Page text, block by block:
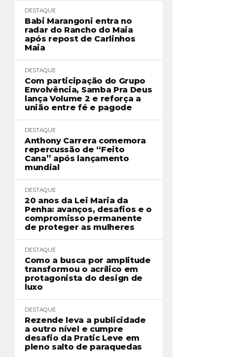
DESTAQUE
Babi Marangoni entra no
radar do Rancho do Maia
após repost de Carlinhos
Maia
DESTAQUE
Com participação do Grupo
Envolvência, Samba Pra Deus
lança Volume 2 e reforça a
união entre fé e pagode
DESTAQUE
Anthony Carrera comemora
repercussão de “Feito
Cana” após lançamento
mundial
DESTAQUE
20 anos da Lei Maria da
Penha: avanços, desafios e o
compromisso permanente
de proteger as mulheres
DESTAQUE
Como a busca por amplitude
transformou o acrílico em
protagonista do design de
luxo
DESTAQUE
Rezende leva a publicidade
a outro nível e cumpre
desafio da Pratic Leve em
pleno salto de paraquedas